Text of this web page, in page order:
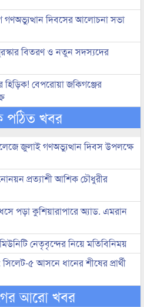
গণঅভ্যুত্থান দিবসের আলোচনা সভা
বিতরণ ও নতুন সদস্যদের
বেপরোয়া জকিগঞ্জের
পঠিত খবর
জুলাই গণঅভ্যুত্থান দিবস উপলক্ষে
প্রত্যাশী আশিক চৌধুরীর
পড়া কুশিয়ারাপারে অ্যাড. এমরান
নেতৃবৃন্দের নিয়ে মতিবিনিময়
৫ আসনে ধানের শীষের প্রার্থী
আরো খবর